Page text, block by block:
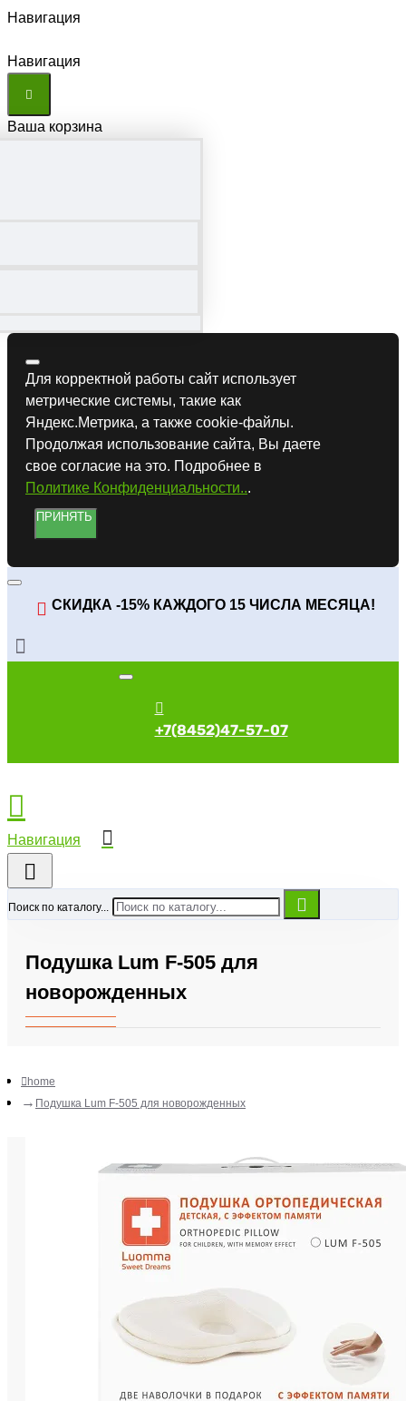
Навигация
Навигация
Ваша корзина
Для корректной работы сайт использует
метрические системы, такие как
Яндекс.Метрика, а также cookie-файлы.
Продолжая использование сайта, Вы даете
свое согласие на это. Подробнее в
Политике Конфиденциальности...
ПРИНЯТЬ
СКИДКА -15% КАЖДОГО 15 ЧИСЛА МЕСЯЦА!
+7(8452)47-57-07
Поиск по каталогу...
Подушка Lum F-505 для
новорожденных
home
Подушка Lum F-505 для новорожденных